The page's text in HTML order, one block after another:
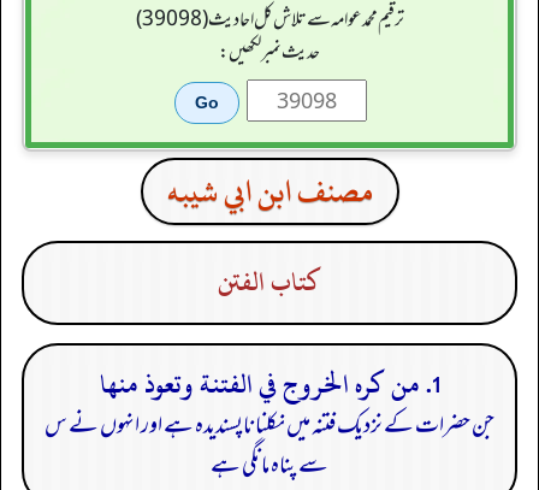
ترقیم محمدعوامہ سے تلاش کل احادیث (39098)
حدیث نمبر لکھیں:
مصنف ابن ابي شيبه
كتاب الفتن
1. من كره الخروج في الفتنة وتعوذ منها
جن حضرات کے نزدیک فتنہ میں نکلنا ناپسندیدہ ہے اور انہوں نے س
سے پناہ مانگی ہے